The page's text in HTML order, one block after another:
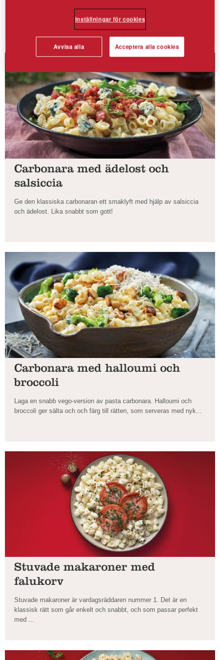
Carbonara med ädelost och
salsiccia
Ge den klassiska carbonaran ett smaklyft med hjälp av salsiccia
och ädelost. Lika snabbt som gott!
Carbonara med halloumi och
broccoli
Laga en snabb vego-version av pasta carbonara. Halloumi och
broccoli ger sälta och och färg till rätten, som serveras med nyk...
Stuvade makaroner med
falukorv
Stuvade makaroner är vardagsräddaren nummer 1. Det är en
klassisk rätt som går enkelt och snabbt, och som passar perfekt
med ...
Inställningar för cookies
Avvisa alla Acceptera alla cookies